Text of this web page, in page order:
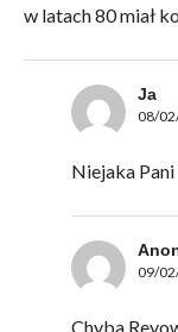
w latach 80 miał
Ja
08/
Niejaka
09/
Chyba